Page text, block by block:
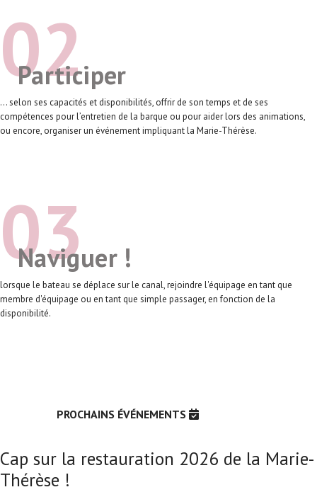
02
Participer
... selon ses capacités et disponibilités, offrir de son temps et de ses
compétences pour l’entretien de la barque ou pour aider lors des animations,
ou encore, organiser un événement impliquant la Marie-Thérèse.
03
Naviguer !
lorsque le bateau se déplace sur le canal, rejoindre l'équipage en tant que
membre d'équipage ou en tant que simple passager, en fonction de la
disponibilité.
PROCHAINS ÉVÉNEMENTS
Cap sur la restauration 2026 de la Marie-
Thérèse !